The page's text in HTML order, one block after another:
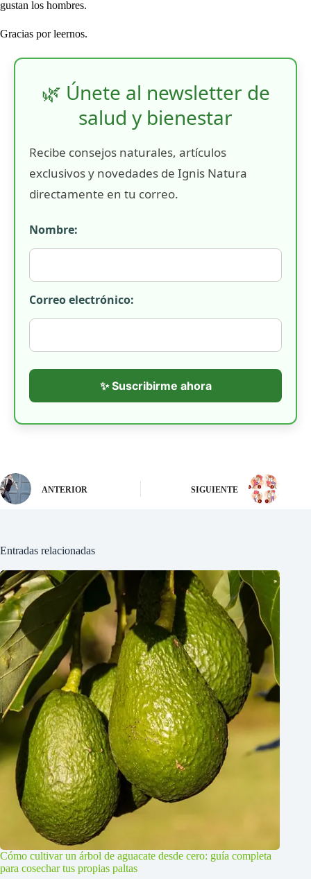
gustan los hombres.
Gracias por leernos.
🌿 Únete al newsletter de
salud y bienestar
Recibe consejos naturales, artículos
exclusivos y novedades de Ignis Natura
directamente en tu correo.
Nombre:
Correo electrónico:
✨ Suscribirme ahora
ANTERIOR SIGUIENTE
Entradas relacionadas
Cómo cultivar un árbol de aguacate desde cero: guía completa
para cosechar tus propias paltas